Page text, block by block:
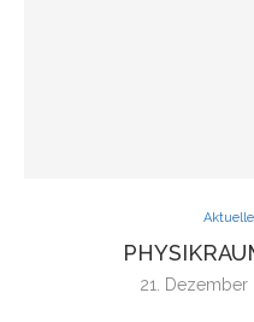
21. Dezember